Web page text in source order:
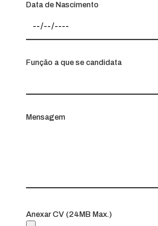
Data de Nascimento
Função a que se candidata
Mensagem
Anexar CV (24MB Max.)